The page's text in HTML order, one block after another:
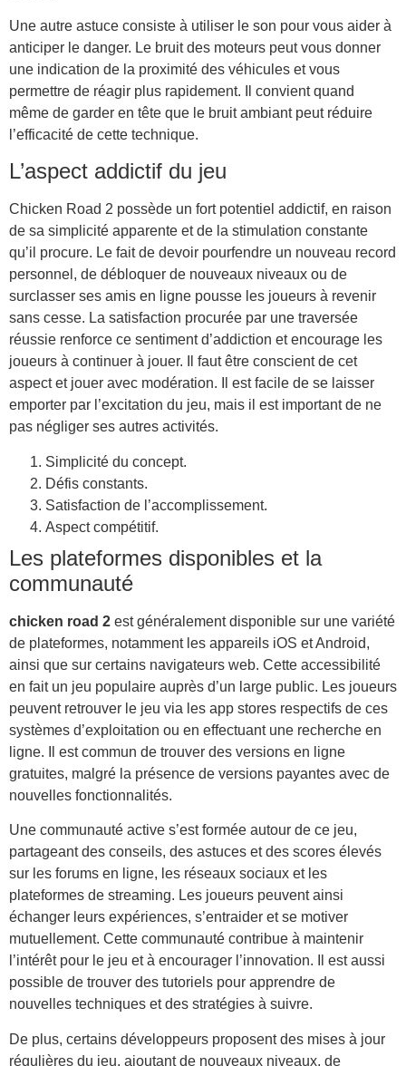
Une autre astuce consiste à utiliser le son pour vous aider à
anticiper le danger. Le bruit des moteurs peut vous donner
une indication de la proximité des véhicules et vous
permettre de réagir plus rapidement. Il convient quand
même de garder en tête que le bruit ambiant peut réduire
l’efficacité de cette technique.
L’aspect addictif du jeu
Chicken Road 2 possède un fort potentiel addictif, en raison
de sa simplicité apparente et de la stimulation constante
qu’il procure. Le fait de devoir pourfendre un nouveau record
personnel, de débloquer de nouveaux niveaux ou de
surclasser ses amis en ligne pousse les joueurs à revenir
sans cesse. La satisfaction procurée par une traversée
réussie renforce ce sentiment d’addiction et encourage les
joueurs à continuer à jouer. Il faut être conscient de cet
aspect et jouer avec modération. Il est facile de se laisser
emporter par l’excitation du jeu, mais il est important de ne
pas négliger ses autres activités.
Simplicité du concept.
Défis constants.
Satisfaction de l’accomplissement.
Aspect compétitif.
Les plateformes disponibles et la
communauté
chicken road 2 est généralement disponible sur une variété
de plateformes, notamment les appareils iOS et Android,
ainsi que sur certains navigateurs web. Cette accessibilité
en fait un jeu populaire auprès d’un large public. Les joueurs
peuvent retrouver le jeu via les app stores respectifs de ces
systèmes d’exploitation ou en effectuant une recherche en
ligne. Il est commun de trouver des versions en ligne
gratuites, malgré la présence de versions payantes avec de
nouvelles fonctionnalités.
Une communauté active s’est formée autour de ce jeu,
partageant des conseils, des astuces et des scores élevés
sur les forums en ligne, les réseaux sociaux et les
plateformes de streaming. Les joueurs peuvent ainsi
échanger leurs expériences, s’entraider et se motiver
mutuellement. Cette communauté contribue à maintenir
l’intérêt pour le jeu et à encourager l’innovation. Il est aussi
possible de trouver des tutoriels pour apprendre de
nouvelles techniques et des stratégies à suivre.
De plus, certains développeurs proposent des mises à jour
régulières du jeu, ajoutant de nouveaux niveaux, de